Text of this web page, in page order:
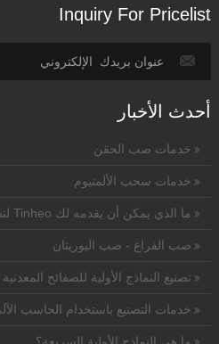
Inquiry For Pricelist
أحدث الأخبار
خدمات صب الحقن
خدمات سحب الألمنيوم
ما الذي يمكن أن يقدمه لك Tinheo لتشطيب الأسطح؟
صب الفراغ - صب اليوريثان
تصنيع النماذج الأولية للصفائح المعدنية
خدمات التصنيع باستخدام الحاسب
ما هي النماذج الأولية السريعة؟